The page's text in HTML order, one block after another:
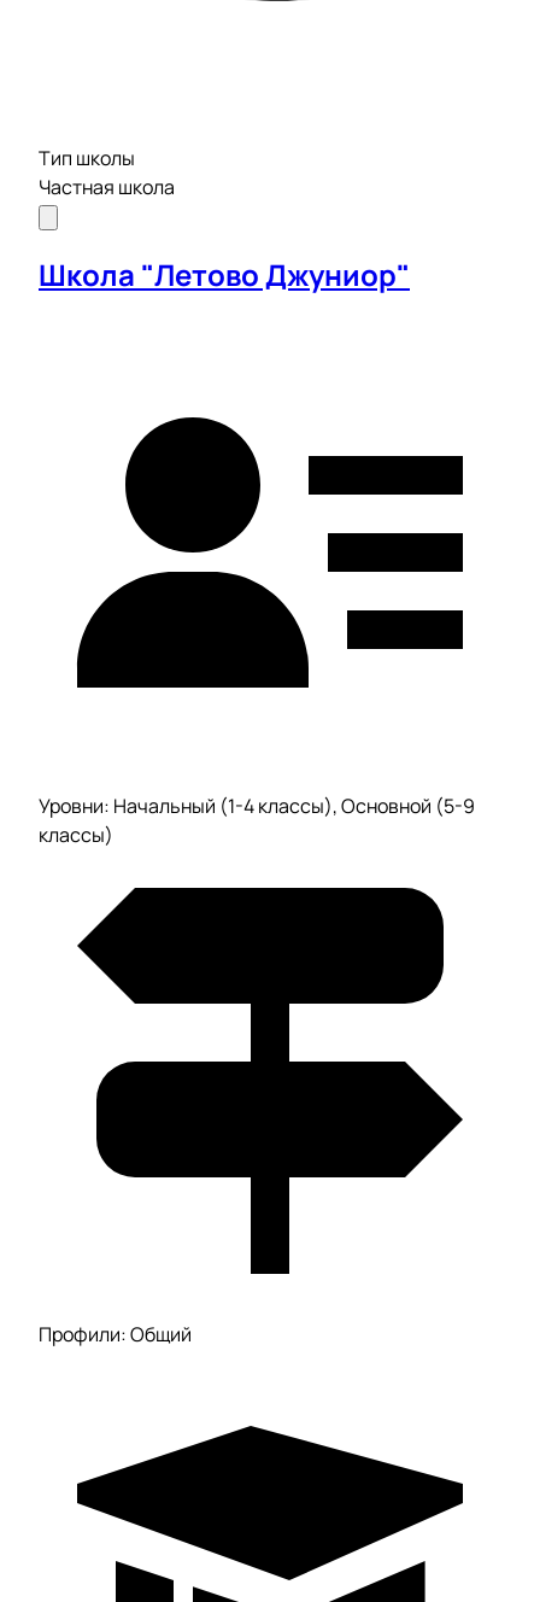
Тип школы
Частная школа
Школа "Летово Джуниор"
Уровни: Начальный (1-4 классы), Основной (5-9
классы)
Профили: Общий